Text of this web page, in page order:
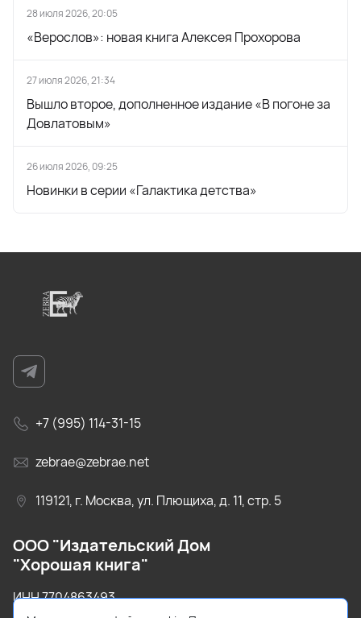
28 июля 2026, 20:05
«Верослов»: новая книга Алексея Прохорова
27 июля 2026, 21:34
Вышло второе, дополненное издание «В погоне за
Довлатовым»
26 июля 2026, 09:25
Новинки в серии «Галактика детства»
+7 (995) 114-31-15
zebrae@zebrae.net
119121, г. Москва, ул. Плющиха, д. 11, стр. 5
ООО "Издательский Дом
"Хорошая книга"
ИНН 7704863493